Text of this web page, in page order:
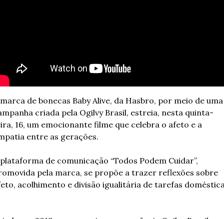
de bonecas Baby Alive, da Hasbro, por meio de uma
criada pela Ogilvy Brasil, estreia, nesta quinta-
16, um emocionante filme que celebra o afeto e a
entre as gerações.
de comunicação “Todos Podem Cuidar”,
pela marca, se propõe a trazer reflexões sobre
acolhimento e divisão igualitária de tarefas